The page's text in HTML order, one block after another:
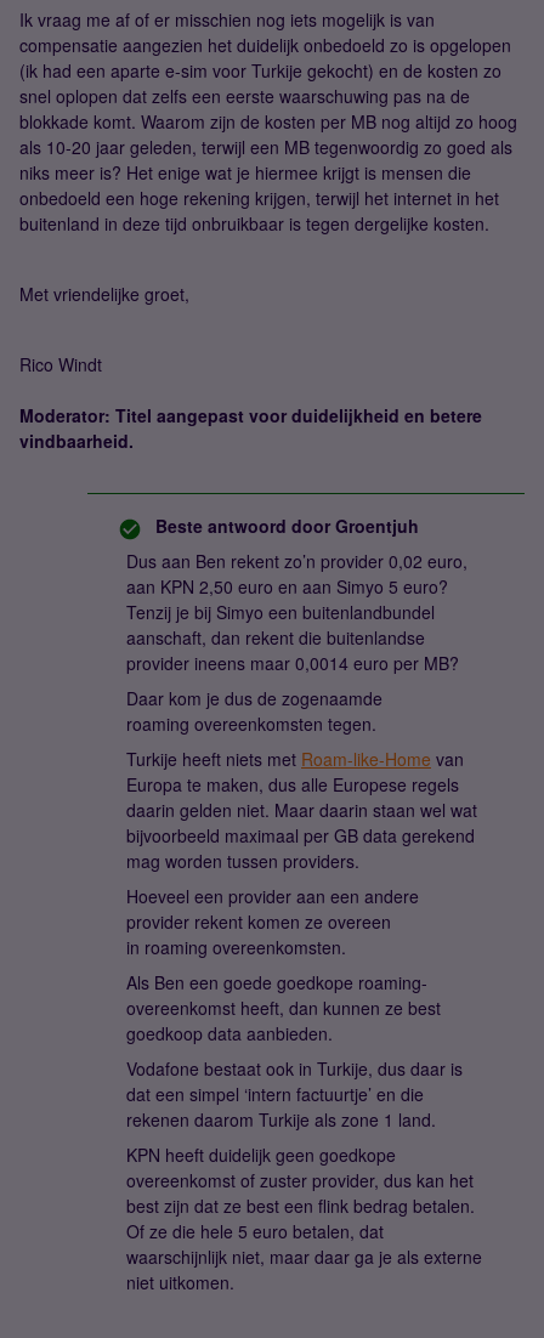
Ik vraag me af of er misschien nog iets mogelijk is van
compensatie aangezien het duidelijk onbedoeld zo is opgelopen
(ik had een aparte e-sim voor Turkije gekocht) en de kosten zo
snel oplopen dat zelfs een eerste waarschuwing pas na de
blokkade komt. Waarom zijn de kosten per MB nog altijd zo hoog
als 10-20 jaar geleden, terwijl een MB tegenwoordig zo goed als
niks meer is? Het enige wat je hiermee krijgt is mensen die
onbedoeld een hoge rekening krijgen, terwijl het internet in het
buitenland in deze tijd onbruikbaar is tegen dergelijke kosten.
Met vriendelijke groet,
Rico Windt
Moderator: Titel aangepast voor duidelijkheid en betere
vindbaarheid.
Beste antwoord door Groentjuh
Dus aan Ben rekent zo’n provider 0,02 euro,
aan KPN 2,50 euro en aan Simyo 5 euro?
Tenzij je bij Simyo een buitenlandbundel
aanschaft, dan rekent die buitenlandse
provider ineens maar 0,0014 euro per MB?
Daar kom je dus de zogenaamde
roaming overeenkomsten tegen.
Turkije heeft niets met Roam-like-Home van
Europa te maken, dus alle Europese regels
daarin gelden niet. Maar daarin staan wel wat
bijvoorbeeld maximaal per GB data gerekend
mag worden tussen providers.
Hoeveel een provider aan een andere
provider rekent komen ze overeen
in roaming overeenkomsten.
Als Ben een goede goedkope roaming-
overeenkomst heeft, dan kunnen ze best
goedkoop data aanbieden.
Vodafone bestaat ook in Turkije, dus daar is
dat een simpel ‘intern factuurtje’ en die
rekenen daarom Turkije als zone 1 land.
KPN heeft duidelijk geen goedkope
overeenkomst of zuster provider, dus kan het
best zijn dat ze best een flink bedrag betalen.
Of ze die hele 5 euro betalen, dat
waarschijnlijk niet, maar daar ga je als externe
niet uitkomen.